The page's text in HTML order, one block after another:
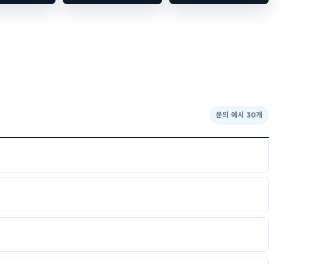
문의 예시 30개